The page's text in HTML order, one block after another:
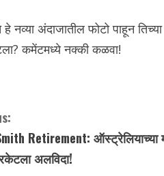
हे नव्या अंदाजातील फोटो पाहून
कमेंटमध्ये नक्की कळवा!
Retirement: ऑस्ट्रेलियाच्या
अलविदा!